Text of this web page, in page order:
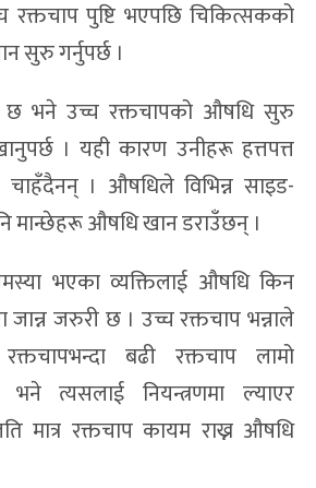
पुष्टि भएपछि चिकित्सकको
सुरु गर्नुपर्छ ।
भने उच्च रक्तचापको औषधि सुरु
। यही कारण उनीहरू हत्तपत्त
। औषधिले विभिन्न साइड-
मान्छेहरू औषधि खान डराउँछन् ।
भएका व्यक्तिलाई औषधि किन
जान्न जरुरी छ । उच्च रक्तचाप भन्नाले
बढी रक्तचाप लामो
त्यसलाई नियन्त्रणमा ल्याएर
मात्र रक्तचाप कायम राख्न औषधि